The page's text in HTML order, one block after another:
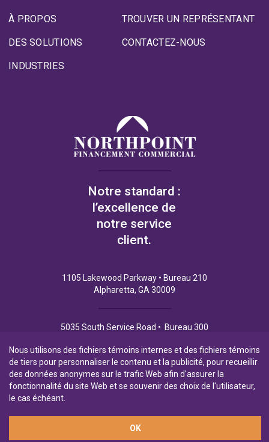
À PROPOS
DES SOLUTIONS
INDUSTRIES
TROUVER UN REPRÉSENTANT
CONTACTEZ-NOUS
Notre standard :
l’excellence de
notre service
client.
1105 Lakewood Parkway • Bureau 210
Alpharetta, GA 30009
5035 South Service Road • Bureau 300
Politique de Confidentialité
Filiale en propriété exclusive de la Banque Laurentienne
Nous utilisons des fichiers témoins internes et des fichiers témoins
de tiers pour personnaliser le contenu et la publicité, pour recueillir
des données anonymes sur le trafic Web afin d'assurer la
fonctionnalité du site Web et se souvenir des choix de l'utilisateur,
le cas échéant.
OK